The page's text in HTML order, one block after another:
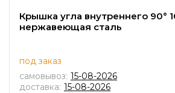
Крышка угла внутреннего 90°
нержавеющая сталь
под заказ
самовывоз: 15-08-2026
доставка: 15-08-2026